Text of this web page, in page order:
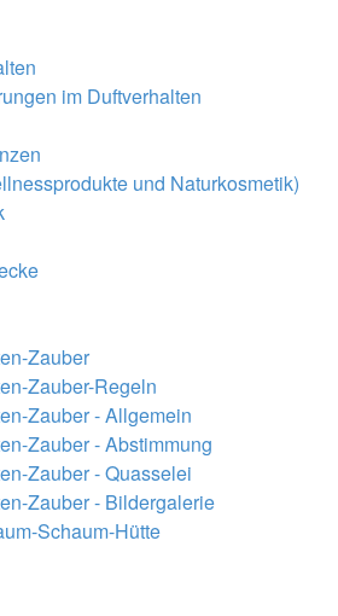
im Duftverhalten
und Naturkosmetik)
Zauber
Zauber-Regeln
Zauber - Allgemein
Zauber - Abstimmung
Zauber - Quasselei
Zauber - Bildergalerie
Schaum-Hütte